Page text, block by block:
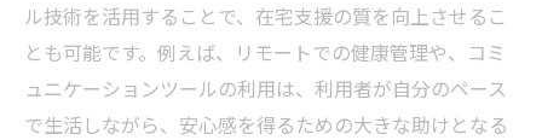
ル技術を活用することで、在宅支援の質を向上させるこ
とも可能です。例えば、リモートでの健康管理や、コミ
ュニケーションツールの利用は、利用者が自分のペース
で生活しながら、安心感を得るための大きな助けとなる